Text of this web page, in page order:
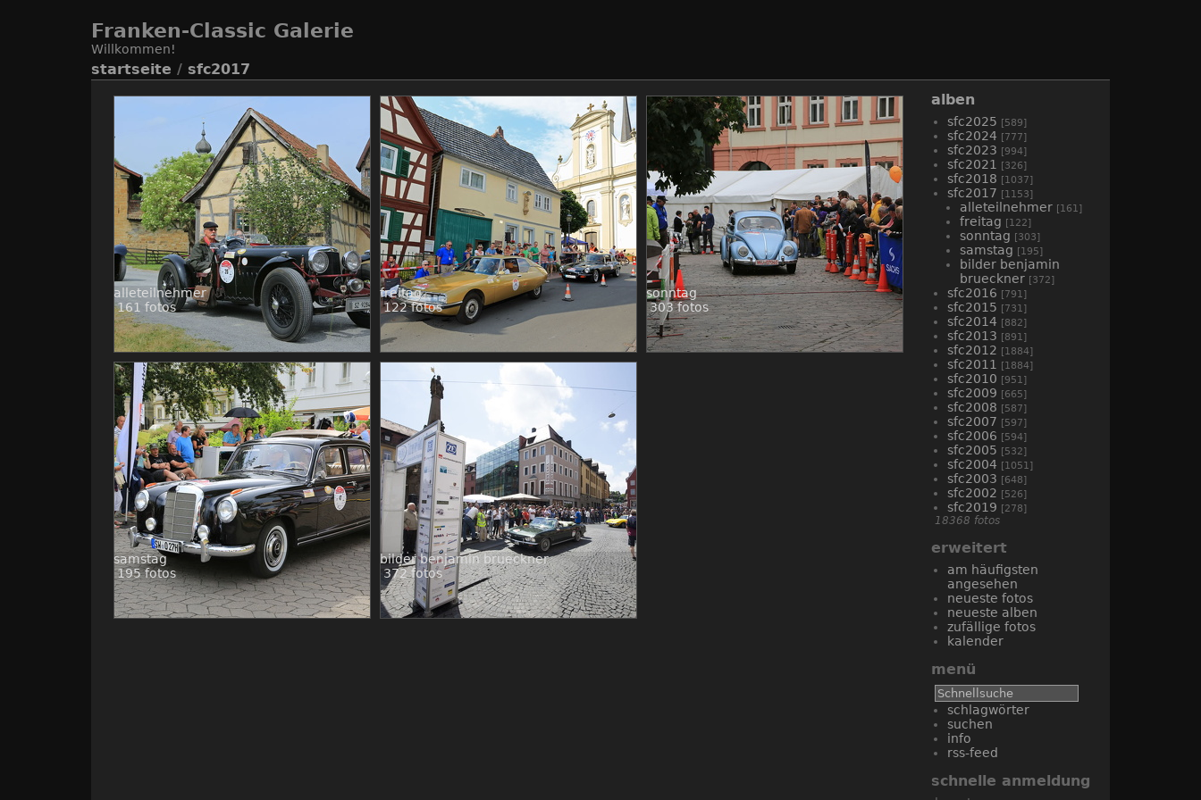
Franken-Classic Galerie
Willkommen!
startseite / sfc2017
alleteilnehmer
161 fotos
freitag
122 fotos
sonntag
303 fotos
samstag
195 fotos
bilder benjamin brueckner
372 fotos
alben
sfc2025 [589]
sfc2024 [777]
sfc2023 [994]
sfc2021 [326]
sfc2018 [1037]
sfc2017 [1153]
alleteilnehmer [161]
freitag [122]
sonntag [303]
samstag [195]
bilder benjamin
brueckner [372]
sfc2016 [791]
sfc2015 [731]
sfc2014 [882]
sfc2013 [891]
sfc2012 [1884]
sfc2011 [1884]
sfc2010 [951]
sfc2009 [665]
sfc2008 [587]
sfc2007 [597]
sfc2006 [594]
sfc2005 [532]
sfc2004 [1051]
sfc2003 [648]
sfc2002 [526]
sfc2019 [278]
18368 fotos
erweitert
am häufigsten
angesehen
neueste fotos
neueste alben
zufällige fotos
kalender
menü
schlagwörter
suchen
info
rss-feed
schnelle anmeldung